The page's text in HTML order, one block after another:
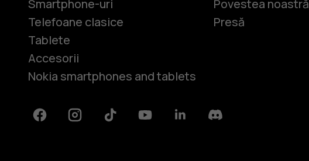
Smartphone-uri
Telefoane clasice
Tablete
Accesorii
Nokia smartphones and tablets
Povestea noastră
Presă
FacebookInstagramTiktok YoutubeLinkedinDiscord